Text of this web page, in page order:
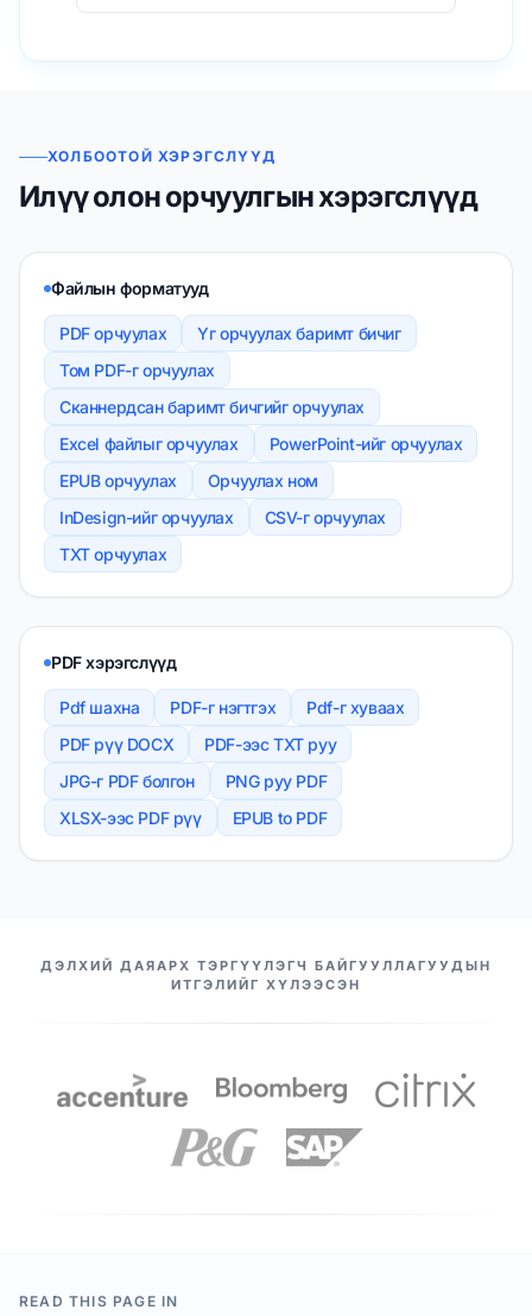
ХОЛБООТОЙ ХЭРЭГСЛҮҮД
Илүү олон орчуулгын хэрэгслүүд
Файлын форматууд
PDF орчуулах
Үг орчуулах баримт бичиг
Том PDF-г орчуулах
Сканнердсан баримт бичгийг орчуулах
Excel файлыг орчуулах
PowerPoint-ийг орчуулах
EPUB орчуулах
Орчуулах ном
InDesign-ийг орчуулах
CSV-г орчуулах
TXT орчуулах
PDF хэрэгслүүд
Pdf шахна PDF-г нэгтгэх
Pdf-г хуваах
PDF рүү DOCX
PDF-ээс TXT руу
JPG-г PDF болгон
PNG руу PDF
XLSX-ээс PDF рүү
EPUB to PDF
МАНАЙ ТҮНШҮҮД
ДЭЛХИЙ ДАЯАРХ ТЭРГҮҮЛЭГЧ БАЙГУУЛЛАГУУДЫН
ИТГЭЛИЙГ ХҮЛЭЭСЭН
READ THIS PAGE IN